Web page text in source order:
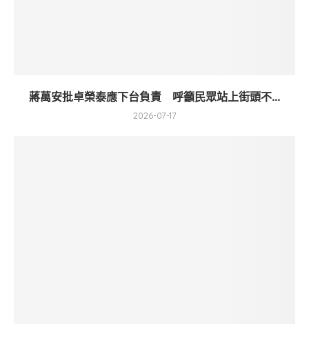
蔣萬安批卓榮泰應下台負責 呼籲民眾站上街頭不...
2026-07-17